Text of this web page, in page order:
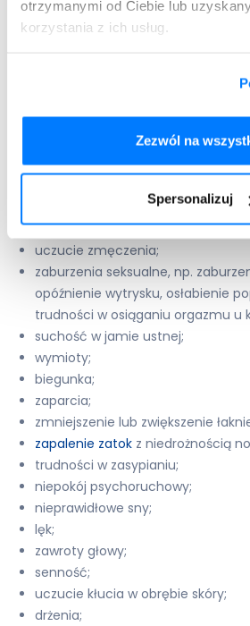
otrzymanymi od Ciebie lub
korzystania z ich usług.
Zezwól na
Spersonalizuj
objawy zaburzenia czynności
wątroby, w tym żółte zabarwienie
bóle głowy;
bóle mięśni i stawów;
zwiększenie masy ciała;
gorączka;
uczucie zmęczenia;
zaburzenia seksualne, np.
opóźnienie wytrysku, osłabienie
trudności w osiąganiu orgazmu u
suchość w jamie ustnej;
wymioty;
biegunka;
zaparcia;
zmniejszenie lub zwiększenie
zapalenie zatok z niedrożnością
trudności w zasypianiu;
niepokój psychoruchowy;
nieprawidłowe sny;
lęk;
zawroty głowy;
senność;
uczucie kłucia w obrębie skóry;
drżenia;